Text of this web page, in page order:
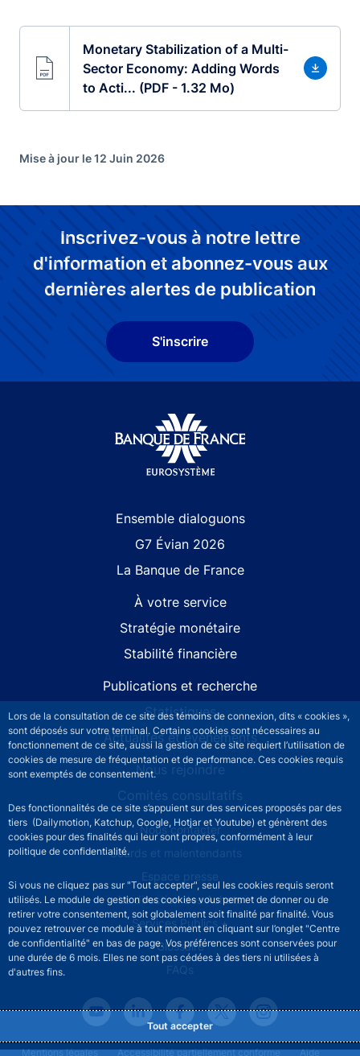
Lors de la consultation de ce site des témoins de connexion, dits « cookies »,
sont déposés sur votre terminal. Certains cookies sont nécessaires au
fonctionnement de ce site, aussi la gestion de ce site requiert l’utilisation de
cookies de mesure de fréquentation et de performance. Ces cookies requis
sont exemptés de consentement.
Des fonctionnalités de ce site s’appuient sur des services proposés par des
tiers (Dailymotion, Katchup, Google, Hotjar et Youtube) et génèrent des
cookies pour des finalités qui leur sont propres, conformément à leur
politique de confidentialité.
Si vous ne cliquez pas sur "Tout accepter", seul les cookies requis seront
utilisés. Le module de gestion des cookies vous permet de donner ou de
retirer votre consentement, soit globalement soit finalité par finalité. Vous
pouvez retrouver ce module à tout moment en cliquant sur l’onglet "Centre
de confidentialité" en bas de page. Vos préférences sont conservées pour
une durée de 6 mois. Elles ne sont pas cédées à des tiers ni utilisées à
d'autres fins.
Tout accepter
Monetary Stabilization of a Multi-
Sector Economy: Adding Words
to Acti... (PDF - 1.32 Mo)
Mise à jour le 12 Juin 2026
Inscrivez-vous à notre lettre
d'information et abonnez-vous aux
dernières alertes de publication
S'inscrire
Ensemble dialoguons
G7 Évian 2026
La Banque de France
À votre service
Stratégie monétaire
Stabilité financière
Publications et recherche
Statistiques
Actualités et événements
Nous rejoindre
Comités consultatifs
Footer secondary menuNous contacter
Sourds et malentendants
Espace presse
La direction des Achats
Services Publics +
Glossaire
FAQs
Mentions légales Accessibilité partiellement conforme Aide